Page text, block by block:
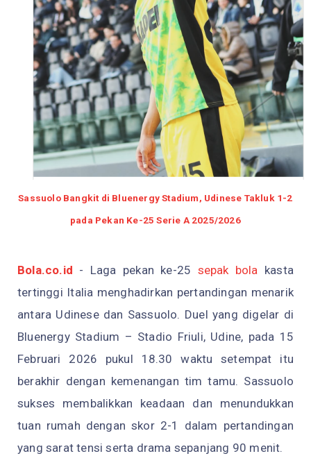
Sassuolo Bangkit di Bluenergy Stadium, Udinese Takluk 1-2
pada Pekan Ke-25 Serie A 2025/2026
Bola.co.id - Laga pekan ke-25 sepak bola kasta
tertinggi Italia menghadirkan pertandingan menarik
antara Udinese dan Sassuolo. Duel yang digelar di
Bluenergy Stadium – Stadio Friuli, Udine, pada 15
Februari 2026 pukul 18.30 waktu setempat itu
berakhir dengan kemenangan tim tamu. Sassuolo
sukses membalikkan keadaan dan menundukkan
tuan rumah dengan skor 2-1 dalam pertandingan
yang sarat tensi serta drama sepanjang 90 menit.